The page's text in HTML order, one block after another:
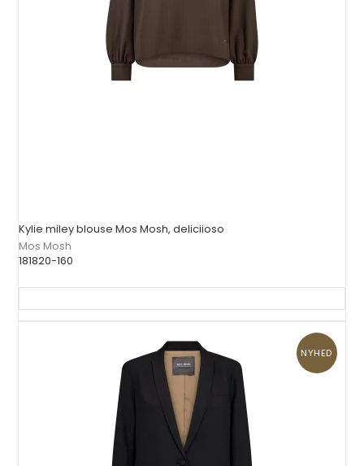
Kylie miley blouse Mos Mosh, deliciioso
Mos Mosh
181820-160
NYHED